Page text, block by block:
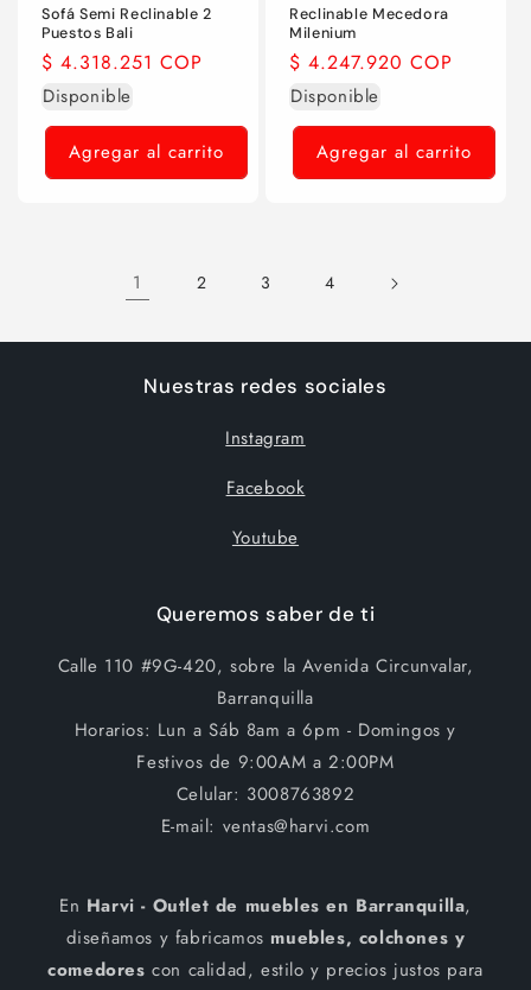
Sofá Semi Reclinable 2
Puestos Bali
Precio
habitual
$ 4.318.251 COP
Disponible
Agregar al carrito
Reclinable Mecedora
Milenium
Precio
habitual
$ 4.247.920 COP
Disponible
Agregar al carrito
1 2 3 4
Nuestras redes sociales
Instagram
Facebook
Youtube
Queremos saber de ti
Calle 110 #9G-420, sobre la Avenida Circunvalar,
Barranquilla
Horarios: Lun a Sáb 8am a 6pm - Domingos y
Festivos de 9:00AM a 2:00PM
Celular: 3008763892
E-mail: ventas@harvi.com
En Harvi - Outlet de muebles en Barranquilla,
diseñamos y fabricamos muebles, colchones y
comedores con calidad, estilo y precios justos para